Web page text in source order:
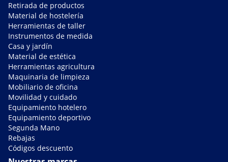
Retirada de productos
Material de hostelería
Herramientas de taller
Instrumentos de medida
Casa y jardín
Material de estética
Herramientas agricultura
Maquinaria de limpieza
Mobiliario de oficina
Movilidad y cuidado
Equipamiento hotelero
Equipamiento deportivo
Segunda Mano
Rebajas
Códigos descuento